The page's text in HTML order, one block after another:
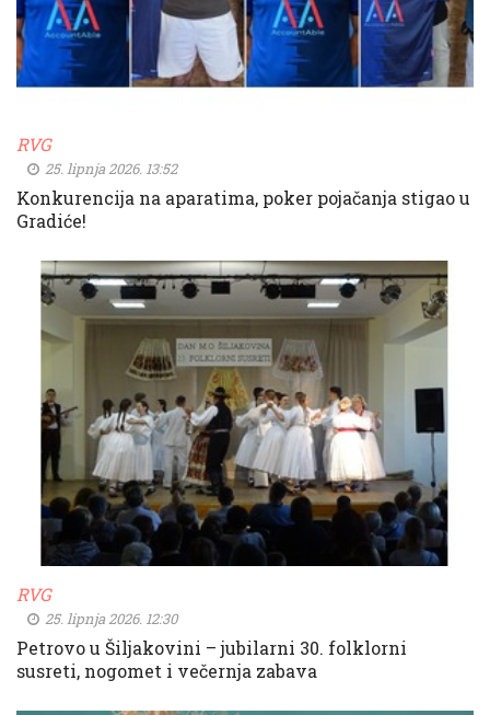
RVG
25. lipnja 2026. 13:52
Konkurencija na aparatima, poker pojačanja stigao u
Gradiće!
RVG
25. lipnja 2026. 12:30
Petrovo u Šiljakovini – jubilarni 30. folklorni
susreti, nogomet i večernja zabava